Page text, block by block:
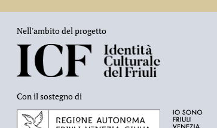
Nell'ambito del progetto
Con il sostegno di